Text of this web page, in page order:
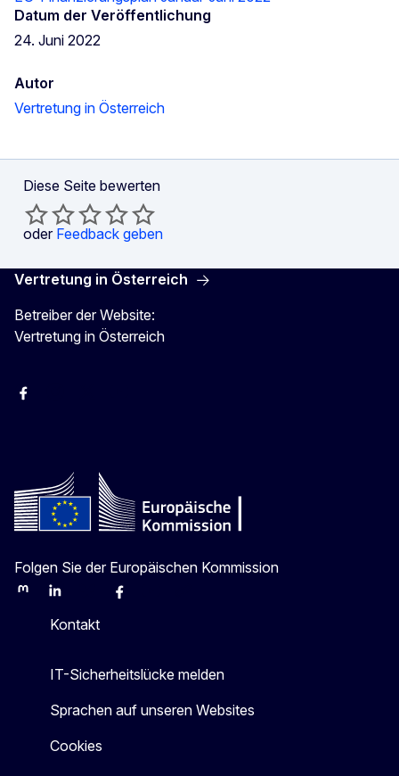
Datum der Veröffentlichung
24. Juni 2022
Autor
Vertretung in Österreich
Diese Seite bewerten
oder Feedback geben
Vertretung in Österreich
Betreiber der Website:
Vertretung in Österreich
Facebook
Folgen Sie der Europäischen Kommission
MastodonLinkedInBlueskyFacebook
Kontakt
IT-Sicherheitslücke melden
Sprachen auf unseren Websites
Cookies